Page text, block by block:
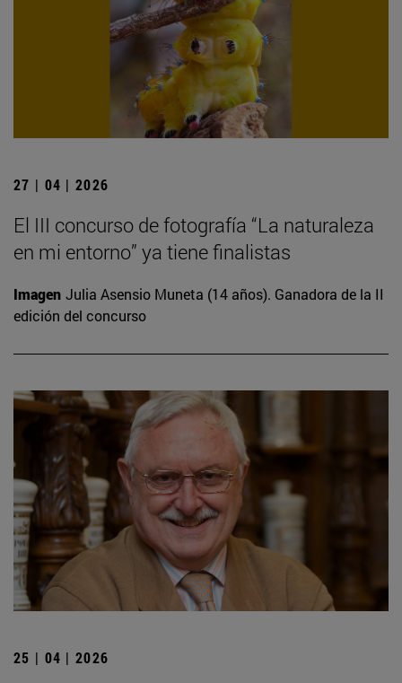
27 | 04 | 2026
El III concurso de fotografía “La naturaleza
en mi entorno” ya tiene finalistas
Imagen Julia Asensio Muneta (14 años). Ganadora de la II
edición del concurso
25 | 04 | 2026